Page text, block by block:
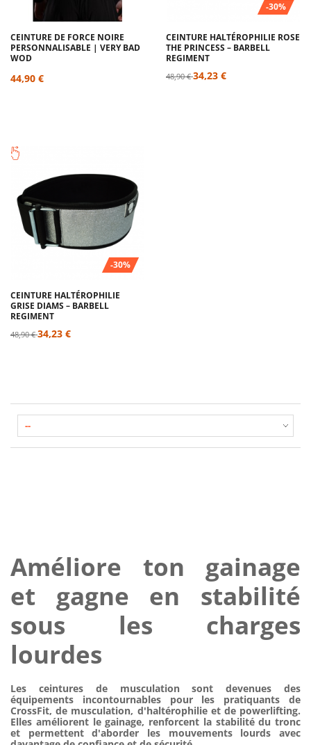
CEINTURE DE FORCE NOIRE
PERSONNALISABLE | VERY BAD
WOD
44,90 €
-30%
CEINTURE HALTÉROPHILIE ROSE
THE PRINCESS – BARBELL
REGIMENT
48,90 €34,23 €
-30%
CEINTURE HALTÉROPHILIE
GRISE DIAMS – BARBELL
REGIMENT
48,90 €34,23 €
Améliore ton gainage
et gagne en stabilité
sous les charges
lourdes
Les ceintures de musculationsont devenues des
équipements incontournables pour les pratiquants de
CrossFit, de musculation, d'haltérophilie et de powerlifting.
Elles améliorent le gainage, renforcent la stabilité du tronc
et permettent d'aborder les mouvements lourds avec